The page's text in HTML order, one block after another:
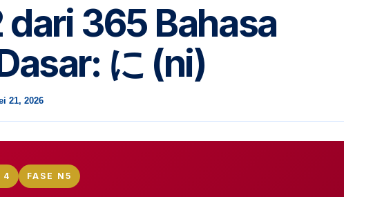
365 Bahasa
に (ni)
21, 2026
4 FASE N5